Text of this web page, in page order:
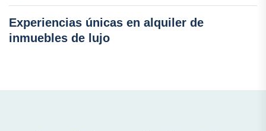
Experiencias únicas en alquiler de
inmuebles de lujo